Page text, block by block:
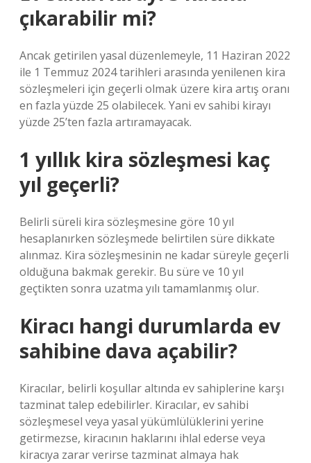
çıkarabilir mi?
Ancak getirilen yasal düzenlemeyle, 11 Haziran 2022
ile 1 Temmuz 2024 tarihleri ​​arasında yenilenen kira
sözleşmeleri için geçerli olmak üzere kira artış oranı
en fazla yüzde 25 olabilecek. Yani ev sahibi kirayı
yüzde 25’ten fazla artıramayacak.
1 yıllık kira sözleşmesi kaç
yıl geçerli?
Belirli süreli kira sözleşmesine göre 10 yıl
hesaplanırken sözleşmede belirtilen süre dikkate
alınmaz. Kira sözleşmesinin ne kadar süreyle geçerli
olduğuna bakmak gerekir. Bu süre ve 10 yıl
geçtikten sonra uzatma yılı tamamlanmış olur.
Kiracı hangi durumlarda ev
sahibine dava açabilir?
Kiracılar, belirli koşullar altında ev sahiplerine karşı
tazminat talep edebilirler. Kiracılar, ev sahibi
sözleşmesel veya yasal yükümlülüklerini yerine
getirmezse, kiracının haklarını ihlal ederse veya
kiracıya zarar verirse tazminat almaya hak